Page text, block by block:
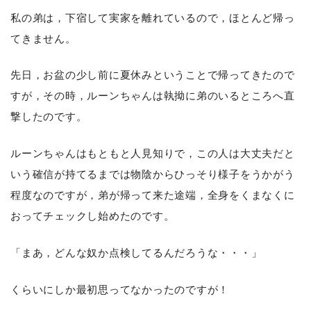
私の弟は，下宿して実家を離れているので，ほとんど帰っ
てきません。
先日，お盆の少し前に夏休みということで帰ってきたので
すが，その時，ルーンちゃんは執拗に弟のいるところへ直
撃したのです。
ルーンちゃんはもともと人見知りで，この人は大丈夫だと
いう確信が持てるまでは物陰からひっそり様子をうかがう
程度なのですが，弟が帰って来た途端，全身をくまなくに
おってチェックし始めたのです。
「まあ，どんな奴か点検してるんだろうな・・・」
くらいにしか最初思ってなかったのですが！